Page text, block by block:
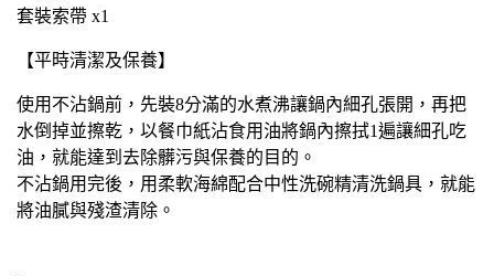
套裝索帶 x1
【平時清潔及保養】
使用不沾鍋前，先裝8分滿的水煮沸讓鍋內細孔張開，再把
水倒掉並擦乾，以餐巾紙沾食用油將鍋內擦拭1遍讓細孔吃
油，就能達到去除髒污與保養的目的。
不沾鍋用完後，用柔軟海綿配合中性洗碗精清洗鍋具，就能
將油膩與殘渣清除。